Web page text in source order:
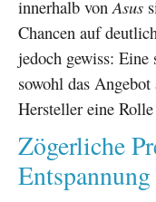
innerhalb von Asus
Chancen auf
jedoch gewiss: Eine
sowohl das
Hersteller eine
Zögerliche